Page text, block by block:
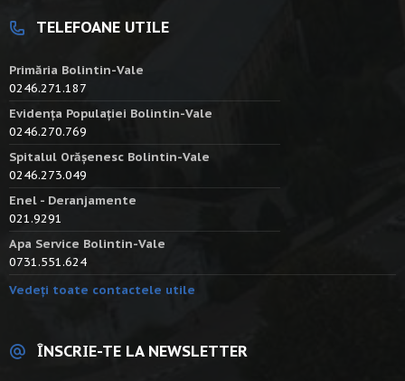
TELEFOANE UTILE
Primăria Bolintin-Vale
0246.271.187
Evidența Populației Bolintin-Vale
0246.270.769
Spitalul Orășenesc Bolintin-Vale
0246.273.049
Enel - Deranjamente
021.9291
Apa Service Bolintin-Vale
0731.551.624
Vedeți toate contactele utile
ÎNSCRIE-TE LA NEWSLETTER